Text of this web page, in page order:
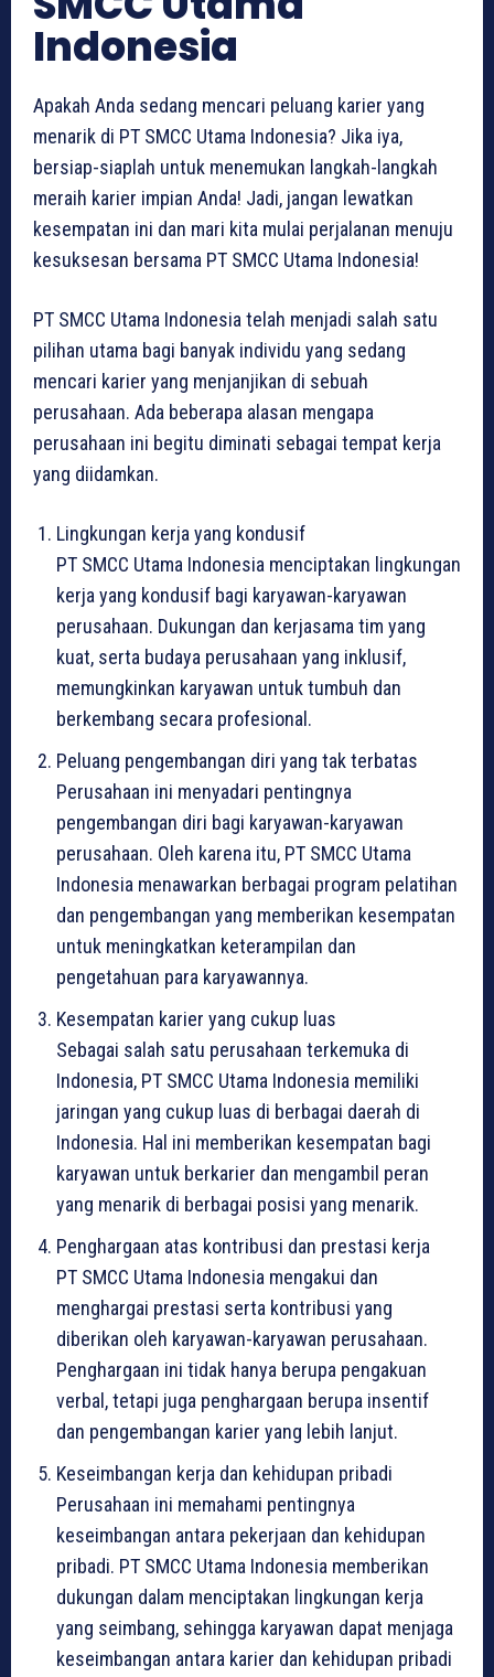
Indonesia
Apakah Anda sedang mencari peluang karier yang
menarik di PT SMCC Utama Indonesia? Jika iya,
bersiap-siaplah untuk menemukan langkah-langkah
meraih karier impian Anda! Jadi, jangan lewatkan
kesempatan ini dan mari kita mulai perjalanan menuju
kesuksesan bersama PT SMCC Utama Indonesia!
PT SMCC Utama Indonesia telah menjadi salah satu
pilihan utama bagi banyak individu yang sedang
mencari karier yang menjanjikan di sebuah
perusahaan. Ada beberapa alasan mengapa
perusahaan ini begitu diminati sebagai tempat kerja
yang diidamkan.
Lingkungan kerja yang kondusif
PT SMCC Utama Indonesia menciptakan lingkungan
kerja yang kondusif bagi karyawan-karyawan
perusahaan. Dukungan dan kerjasama tim yang
kuat, serta budaya perusahaan yang inklusif,
memungkinkan karyawan untuk tumbuh dan
berkembang secara profesional.
Peluang pengembangan diri yang tak terbatas
Perusahaan ini menyadari pentingnya
pengembangan diri bagi karyawan-karyawan
perusahaan. Oleh karena itu, PT SMCC Utama
Indonesia menawarkan berbagai program pelatihan
dan pengembangan yang memberikan kesempatan
untuk meningkatkan keterampilan dan
pengetahuan para karyawannya.
Kesempatan karier yang cukup luas
Sebagai salah satu perusahaan terkemuka di
Indonesia, PT SMCC Utama Indonesia memiliki
jaringan yang cukup luas di berbagai daerah di
Indonesia. Hal ini memberikan kesempatan bagi
karyawan untuk berkarier dan mengambil peran
yang menarik di berbagai posisi yang menarik.
Penghargaan atas kontribusi dan prestasi kerja
PT SMCC Utama Indonesia mengakui dan
menghargai prestasi serta kontribusi yang
diberikan oleh karyawan-karyawan perusahaan.
Penghargaan ini tidak hanya berupa pengakuan
verbal, tetapi juga penghargaan berupa insentif
dan pengembangan karier yang lebih lanjut.
Keseimbangan kerja dan kehidupan pribadi
Perusahaan ini memahami pentingnya
keseimbangan antara pekerjaan dan kehidupan
pribadi. PT SMCC Utama Indonesia memberikan
dukungan dalam menciptakan lingkungan kerja
yang seimbang, sehingga karyawan dapat menjaga
keseimbangan antara karier dan kehidupan pribadi